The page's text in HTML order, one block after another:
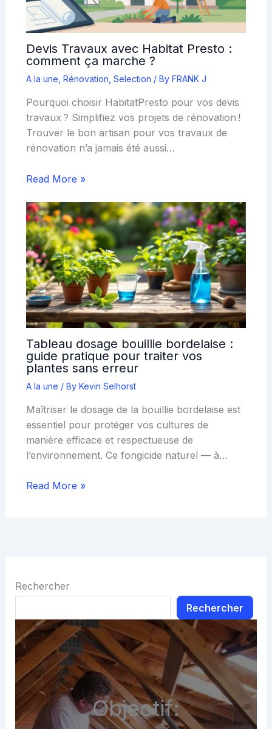
Devis Travaux avec Habitat Presto :
comment ça marche ?
A la une Rénovation Selection / By FRANK J
Pourquoi choisir HabitatPresto pour vos devis
travaux ? Simplifiez vos projets de rénovation !
Trouver le bon artisan pour vos travaux de
rénovation n’a jamais été aussi…
Read More »
Tableau dosage bouillie bordelaise :
guide pratique pour traiter vos
plantes sans erreur
A la une / By Kevin Selhorst
Maîtriser le dosage de la bouillie bordelaise est
essentiel pour protéger vos cultures de
manière efficace et respectueuse de
l’environnement. Ce fongicide naturel — à…
Read More »
Rechercher
Rechercher
Objectif: